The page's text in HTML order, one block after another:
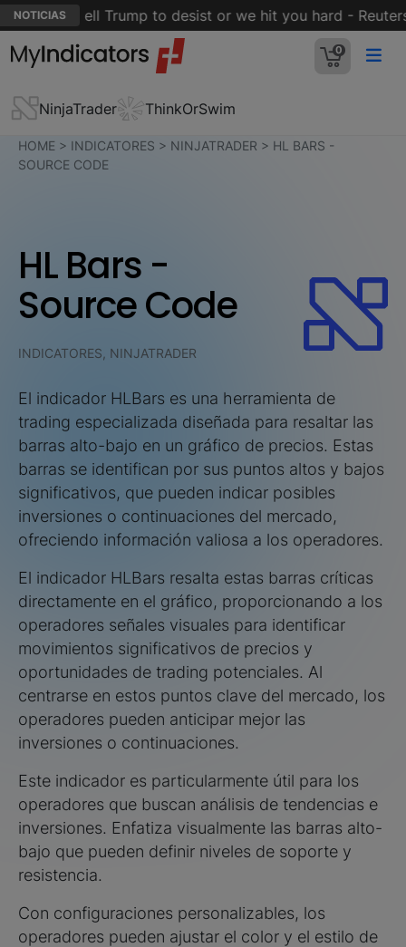
NOTICIAS
states: tell Trump to desist or we hit you hard - Reuters
0
NinjaTrader ThinkOrSwim
HOME > INDICATORES > NINJATRADER > HL BARS -
SOURCE CODE
HL Bars -
Source Code
INDICATORES, NINJATRADER
El indicador HLBars es una herramienta de
trading especializada diseñada para resaltar las
barras alto-bajo en un gráfico de precios. Estas
barras se identifican por sus puntos altos y bajos
significativos, que pueden indicar posibles
inversiones o continuaciones del mercado,
ofreciendo información valiosa a los operadores.
El indicador HLBars resalta estas barras críticas
directamente en el gráfico, proporcionando a los
operadores señales visuales para identificar
movimientos significativos de precios y
oportunidades de trading potenciales. Al
centrarse en estos puntos clave del mercado, los
operadores pueden anticipar mejor las
inversiones o continuaciones.
Este indicador es particularmente útil para los
operadores que buscan análisis de tendencias e
inversiones. Enfatiza visualmente las barras alto-
bajo que pueden definir niveles de soporte y
resistencia.
Con configuraciones personalizables, los
operadores pueden ajustar el color y el estilo de